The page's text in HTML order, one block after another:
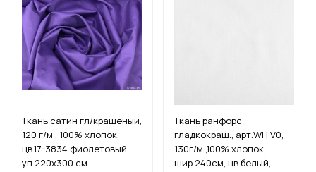
Ткань сатин гл/крашеный,
120 г/м , 100% хлопок,
цв.17-3834 фиолетовый
уп.220х300 см
Ткань ранфорс
гладкокраш., арт.WH V0,
130г/м ,100% хлопок,
шир.240см, цв.белый,